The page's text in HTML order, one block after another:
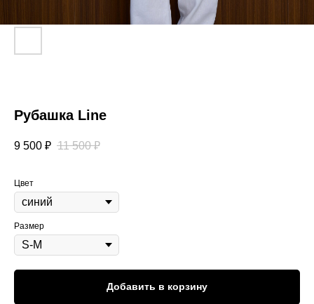
Рубашка Line
9 500 ₽ 11 500 ₽
Цвет
Размер
Добавить в корзину